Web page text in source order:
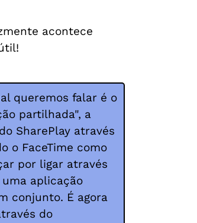
acontece
queremos falar é o
partilhada", a
SharePlay através
o FaceTime como
por ligar através
aplicação
conjunto. É agora
do